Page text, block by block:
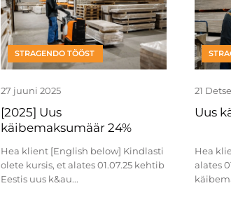
STRAGENDO TÖÖST
27 juuni 2025
[2025] Uus
käibemaksumäär 24%
Hea klient [English below] Kindlasti
olete kursis, et alates 01.07.25 kehtib
Eestis uus k&au...
21
Uus
Hea klient! Kindlasti
alates